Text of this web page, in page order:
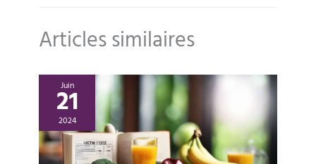
Articles similaires
Juin
21
2024